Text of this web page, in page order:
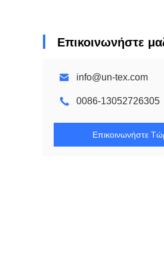
Επικοινωνήστε
info@un-tex.com
0086-13052726305
Επικοινωνήστε